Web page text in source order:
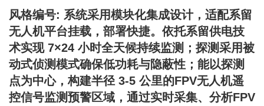
风格编号: 系统采用模块化集成设计，适配系留
无人机平台挂载，部署快捷。依托系留供电技
术实现 7×24 小时全天候持续监测；探测采用被
动式侦测模式确保低功耗与隐蔽性；能以探测
点为中心，构建半径 3-5 公里的FPV无人机遥
控信号监测预警区域，通过实时采集、分析FPV